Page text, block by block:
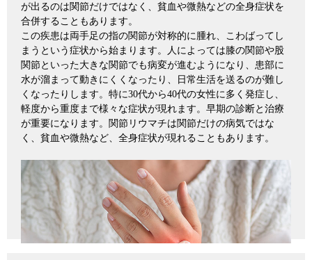
が出るのは関節だけではなく、貧血や微熱などの全身症状を
合併することもあります。
この疾患は両手足の指の関節が対称的に腫れ、こわばってし
まうという症状から始まります。人によっては膝の関節や股
関節といった大きな関節でも病変が進むようになり、患部に
水が溜まって動きにくくなったり、日常生活を送るのが難し
くなったりします。特に30代から40代の女性に多く発症し、
軽度から重度まで様々な症状が現れます。早期の診断と治療
が重要になります。関節リウマチは関節だけの病気ではな
く、貧血や微熱など、全身症状が現れることもあります。